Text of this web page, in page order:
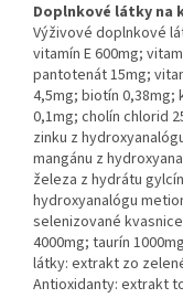
Doplnkové látky na
Výživové doplnkové
vitamín E 600mg;
pantotenát 15mg;
4,5mg; biotín 0,38mg;
0,1mg; cholín chlorid
zinku z
mangánu z
železa z hydrátu
hydroxyanalógu
selenizované
4000mg; taurín
látky: extrakt zo
Antioxidanty: extrakt